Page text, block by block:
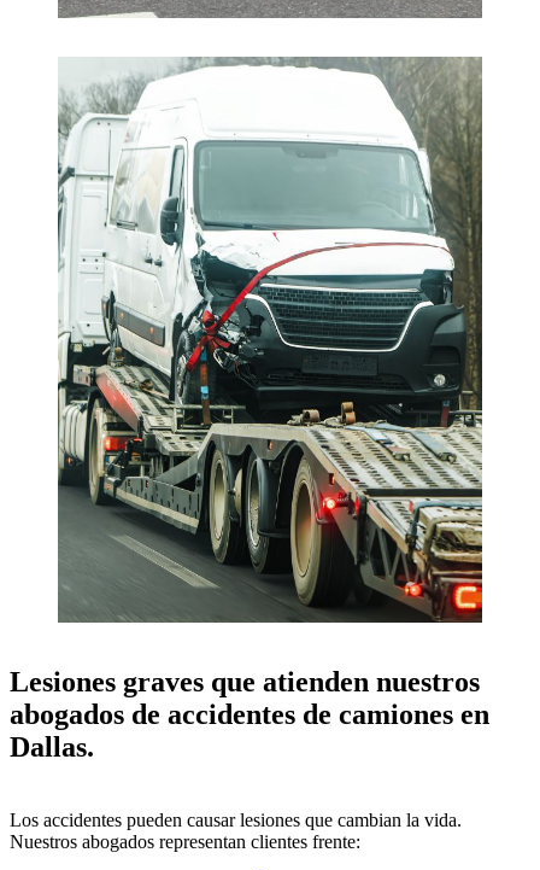
Lesiones graves que atienden nuestros
abogados de accidentes de camiones en
Dallas.
Los accidentes pueden causar lesiones que cambian la vida.
Nuestros abogados representan clientes frente: